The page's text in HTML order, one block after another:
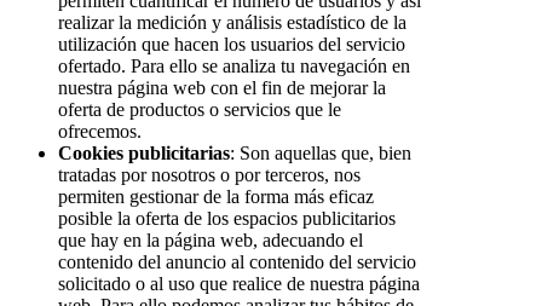
realizar la medición y análisis estadístico de la
utilización que hacen los usuarios del servicio
ofertado. Para ello se analiza tu navegación en
nuestra página web con el fin de mejorar la
oferta de productos o servicios que le
ofrecemos.
Cookies publicitarias: Son aquellas que, bien
tratadas por nosotros o por terceros, nos
permiten gestionar de la forma más eficaz
posible la oferta de los espacios publicitarios
que hay en la página web, adecuando el
contenido del anuncio al contenido del servicio
solicitado o al uso que realice de nuestra página